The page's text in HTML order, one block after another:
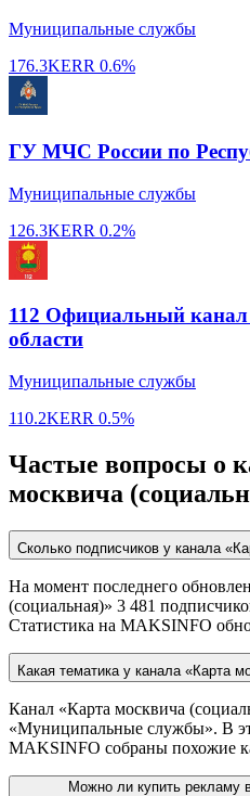
Муниципальные службы
176.3KERR 0.6%
ГУ МЧС России по
Муниципальные службы
126.3KERR 0.2%
112 Официальный
области
Муниципальные службы
110.2KERR 0.5%
Частые вопросы о
москвича
Сколько подписчиков у канала
На момент последнего
(социальная)» 3 481
Статистика на MAKSINFO
Какая тематика у канала «Карта
Канал «Карта москвича
«Муниципальные службы». В
MAKSINFO собраны похожие
Можно ли купить рекламу